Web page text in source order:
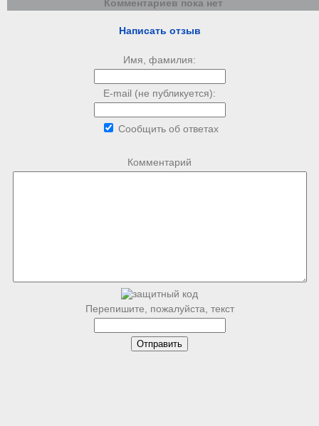
Комментариев пока нет
Написать отзыв
Имя, фамилия:
E-mail (не публикуется):
Сообщить об ответах
Комментарий
Перепишите, пожалуйста, текст